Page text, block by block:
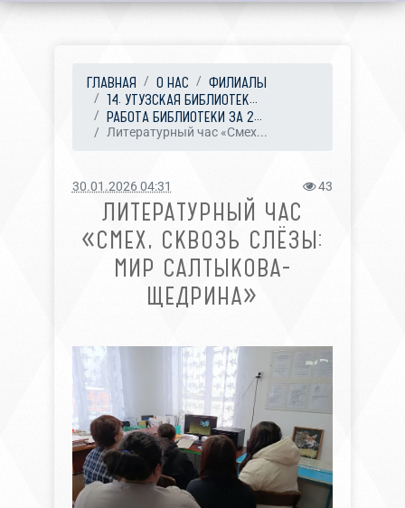
ГЛАВНАЯ О НАС
ФИЛИАЛЫ
14. УТУЗСКАЯ БИБЛИОТЕК...
РАБОТА БИБЛИОТЕКИ ЗА 2...
Литературный час «Смех...
30.01.2026 04:31 43
ЛИТЕРАТУРНЫЙ ЧАС
«СМЕХ, СКВОЗЬ СЛЁЗЫ:
МИР САЛТЫКОВА-
ЩЕДРИНА»